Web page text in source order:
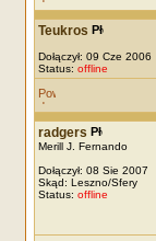
Teukros
Dołączył: 09 Cze 2006
Status: offline
radgers
Merill J. Fernando
Dołączył: 08 Sie 2007
Skąd: Leszno/Sfery
Status: offline